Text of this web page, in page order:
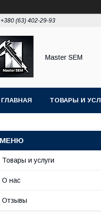
+380 (63) 402-29-93
Master SEM
ГЛАВНАЯ ТОВАРЫ И
Товары и услуги
О нас
Отзывы